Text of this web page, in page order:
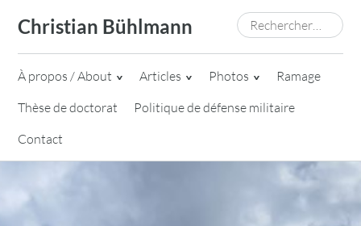
content
Christian Bühlmann Rechercher :
À propos / About Articles Photos
Ramage
Thèse de doctorat
Politique de défense militaire
Contact